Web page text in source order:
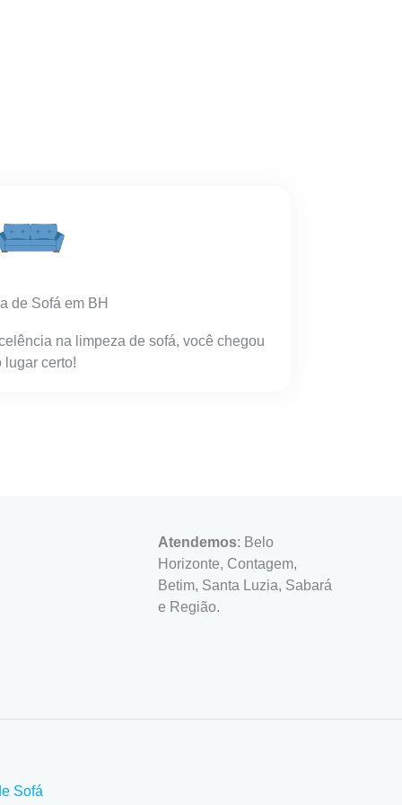
de Sofá em BH
na limpeza de sofá, você chegou
lugar certo!
Atendemos: Belo
Horizonte, Contagem,
Betim, Santa Luzia, Sabará
e Região.
Sofá